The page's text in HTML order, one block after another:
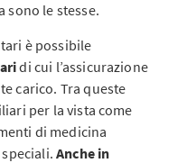
sono le stesse.
è possibile
di cui l’assicurazione
carico. Tra queste
per la vista come
di medicina
Anche in